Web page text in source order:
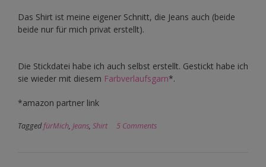
Das Shirt ist meine eigener Schnitt, die Jeans auch (beide
beide nur für mich privat erstellt).
Die Stickdatei habe ich auch selbst erstellt. Gestickt habe ich
sie wieder mit diesem Farbverlaufsgarn*.
*amazon partner link
TaggedfürMich, Jeans, Shirt 5 Comments